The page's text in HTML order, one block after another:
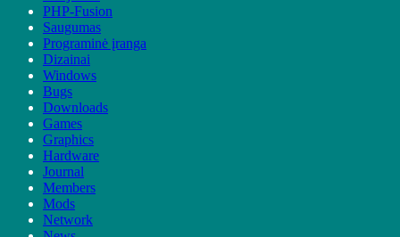
PHP-Fusion
Saugumas
Programinė įranga
Dizainai
Windows
Bugs
Downloads
Games
Graphics
Hardware
Journal
Members
Mods
Network